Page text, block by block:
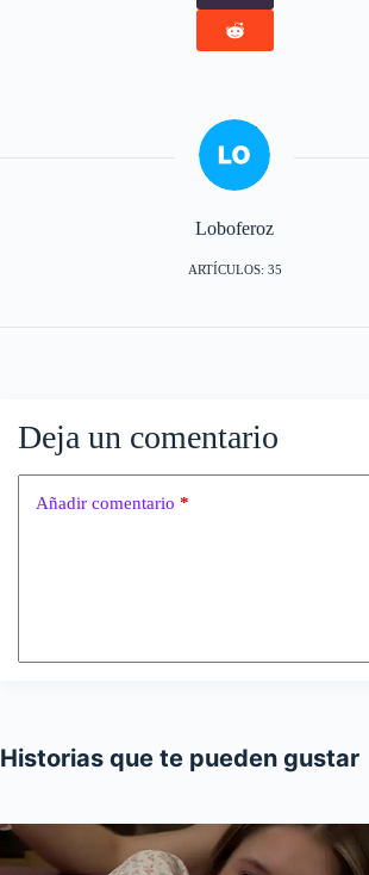
Loboferoz
ARTÍCULOS: 35
Deja un comentario
Añadir comentario *
Historias que te pueden gustar